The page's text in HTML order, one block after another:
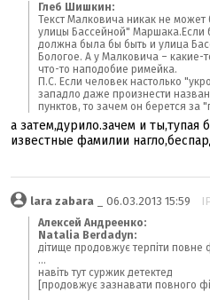
Глеб Шишкин:
Текст Малковича никак не
улицы Бассейной" Маршака.Если
должна была бы быть и улица
Бологое. А у Малковича – какие-
что-то наподобие римейка.
П.С. Если человек настолько
западло даже произнести
пунктов, то зачем он берется за
а затем,дурило.зачем и ты,тупая
известные фамилии
lara zabara _ 06.03.2013 15:59
Алексей Андреенко:
Natalia Berdadyn:
дітище продовжує терпіти повне
...
навіть тут суржик детектед
[продовжує зазнавати повного